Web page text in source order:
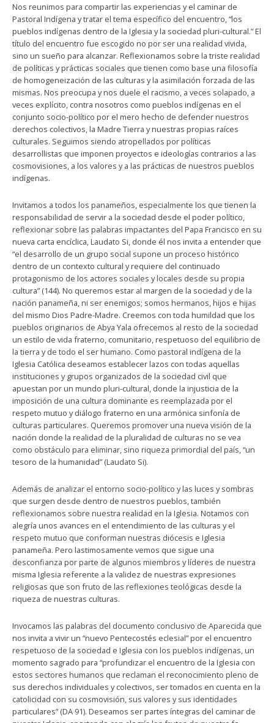
Nos reunimos para compartir las experiencias y el caminar de
Pastoral Indígena y tratar el tema específico del encuentro, “los
pueblos indígenas dentro de la Iglesia y la sociedad pluri-cultural.” El
título del encuentro fue escogido no por ser una realidad vivida,
sino un sueño para alcanzar. Reflexionamos sobre la triste realidad
de políticas y prácticas sociales que tienen como base una filosofía
de homogeneización de las culturas y la asimilación forzada de las
mismas. Nos preocupa y nos duele el racismo, a veces solapado, a
veces explícito, contra nosotros como pueblos indígenas en el
conjunto socio-político por el mero hecho de defender nuestros
derechos colectivos, la Madre Tierra y nuestras propias raíces
culturales. Seguimos siendo atropellados por políticas
desarrollistas que imponen proyectos e ideologías contrarios a las
cosmovisiones, a los valores y a las prácticas de nuestros pueblos
indígenas.
Invitamos a todos los panameños, especialmente los que tienen la
responsabilidad de servir a la sociedad desde el poder político,
reflexionar sobre las palabras impactantes del Papa Francisco en su
nueva carta encíclica, Laudato Si, donde él nos invita a entender que
“el desarrollo de un grupo social supone un proceso histórico
dentro de un contexto cultural y requiere del continuado
protagonismo de los actores sociales y locales desde su propia
cultura” (144). No queremos estar al margen de la sociedad y de la
nación panameña, ni ser enemigos; somos hermanos, hijos e hijas
del mismo Dios Padre-Madre. Creemos con toda humildad que los
pueblos originarios de Abya Yala ofrecemos al resto de la sociedad
un estilo de vida fraterno, comunitario, respetuoso del equilibrio de
la tierra y de todo el ser humano. Como pastoral indígena de la
Iglesia Católica deseamos establecer lazos con todas aquellas
instituciones y grupos organizados de la sociedad civil que
apuestan por un mundo pluri-cultural, donde la injusticia de la
imposición de una cultura dominante es reemplazada por el
respeto mutuo y diálogo fraterno en una armónica sinfonía de
culturas particulares. Queremos promover una nueva visión de la
nación donde la realidad de la pluralidad de culturas no se vea
como obstáculo para eliminar, sino riqueza primordial del país, “un
tesoro de la humanidad” (Laudato Si).
Además de analizar el entorno socio-político y las luces y sombras
que surgen desde dentro de nuestros pueblos, también
reflexionamos sobre nuestra realidad en la Iglesia. Notamos con
alegría unos avances en el entendimiento de las culturas y el
respeto mutuo que conforman nuestras diócesis e Iglesia
panameña. Pero lastimosamente vemos que sigue una
desconfianza por parte de algunos miembros y líderes de nuestra
misma Iglesia referente a la validez de nuestras expresiones
religiosas que son fruto de las reflexiones teológicas desde la
riqueza de nuestras culturas.
Invocamos las palabras del documento conclusivo de Aparecida que
nos invita a vivir un “nuevo Pentecostés eclesial” por el encuentro
respetuoso de la sociedad e Iglesia con los pueblos indígenas, un
momento sagrado para “profundizar el encuentro de la Iglesia con
estos sectores humanos que reclaman el reconocimiento pleno de
sus derechos individuales y colectivos, ser tomados en cuenta en la
catolicidad con su cosmovisión, sus valores y sus identidades
particulares” (DA 91). Deseamos ser partes íntegras del caminar de